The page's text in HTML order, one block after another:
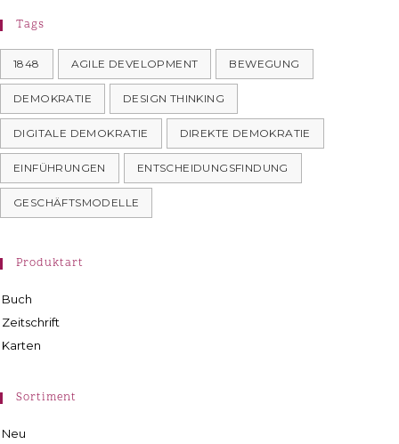
Tags
1848 AGILE DEVELOPMENT BEWEGUNG
DEMOKRATIE DESIGN THINKING
DIGITALE DEMOKRATIE DIREKTE DEMOKRATIE
EINFÜHRUNGEN ENTSCHEIDUNGSFINDUNG
GESCHÄFTSMODELLE
Produktart
Buch
Zeitschrift
Karten
Sortiment
Neu